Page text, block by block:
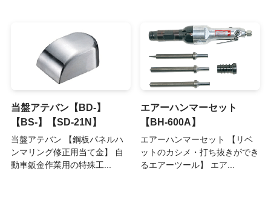
当盤アテバン【BD-】
【BS-】【SD-21N】
当盤アテバン 【鋼板パネルハ
ンマリング修正用当て金】 自
動車鈑金作業用の特殊工...
エアーハンマーセット
【BH-600A】
エアーハンマーセット 【リベ
ットのカシメ・打ち抜きができ
るエアーツール】 エア...